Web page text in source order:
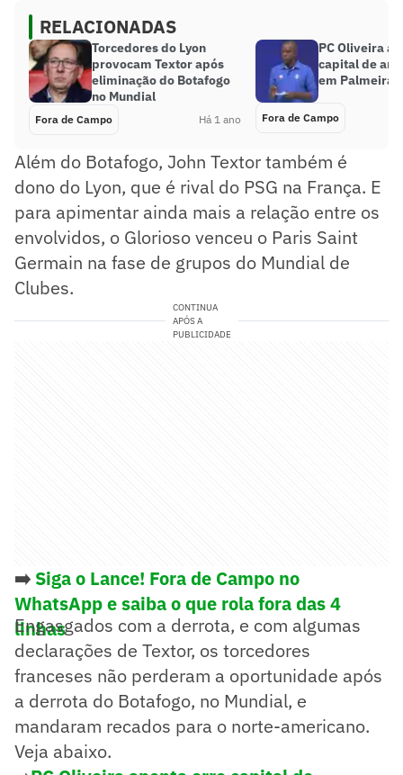
RELACIONADAS
Torcedores do Lyon
provocam Textor após
eliminação do Botafogo
no Mundial
Fora de Campo Há 1 ano
PC Oliveira
capital de
em
Fora de Campo
Além do Botafogo, John Textor também é
dono do Lyon, que é rival do PSG na França. E
para apimentar ainda mais a relação entre os
envolvidos, o Glorioso venceu o Paris Saint
Germain na fase de grupos do Mundial de
Clubes.
CONTINUA
APÓS A
PUBLICIDADE
➡️ Siga o Lance! Fora de Campo no
WhatsApp e saiba o que rola fora das 4
linhas
Engasgados com a derrota, e com algumas
declarações de Textor, os torcedores
franceses não perderam a oportunidade após
a derrota do Botafogo, no Mundial, e
mandaram recados para o norte-americano.
Veja abaixo.